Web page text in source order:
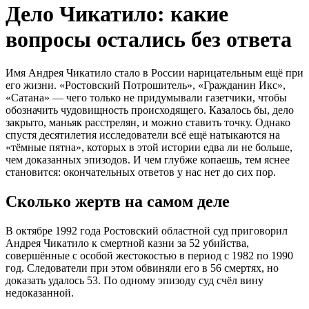
Дело Чикатило: какие
вопросы остались без ответа
Имя Андрея Чикатило стало в России нарицательным ещё при
его жизни. «Ростовский Потрошитель», «Гражданин Икс»,
«Сатана» — чего только не придумывали газетчики, чтобы
обозначить чудовищность происходящего. Казалось бы, дело
закрыто, маньяк расстрелян, и можно ставить точку. Однако
спустя десятилетия исследователи всё ещё натыкаются на
«тёмные пятна», которых в этой истории едва ли не больше,
чем доказанных эпизодов. И чем глубже копаешь, тем яснее
становится: окончательных ответов у нас нет до сих пор.
Сколько жертв на самом деле
В октябре 1992 года Ростовский областной суд приговорил
Андрея Чикатило к смертной казни за 52 убийства,
совершённые с особой жестокостью в период с 1982 по 1990
год. Следователи при этом обвиняли его в 56 смертях, но
доказать удалось 53. По одному эпизоду суд счёл вину
недоказанной.